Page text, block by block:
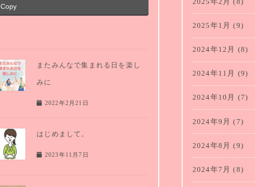
Copy
またみんなで集まれる日を楽し
みに
2022年2月21日
はじめまして。
2023年11月7日
2025年1月 (9)
2024年12月 (8)
2024年11月 (9)
2024年10月 (7)
2024年9月 (7)
2024年8月 (9)
2024年7月 (8)